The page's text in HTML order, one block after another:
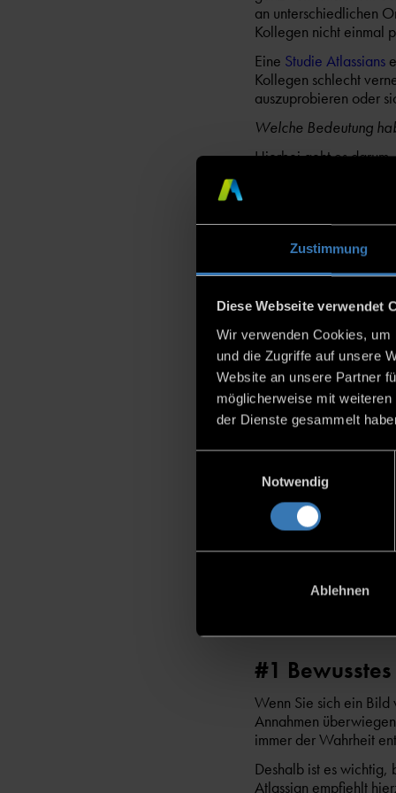
Zustimmung
Diese Webseite verwendet
Wir verwenden Cookies,
und die Zugriffe auf unsere
Website an unsere Partner
möglicherweise mit
der Dienste gesammelt
Notwendig
Ablehnen
an unterschiedlichen
Kollegen nicht einmal
Eine Studie Atlassians
Kollegen schlecht
auszuprobieren oder
Welche Bedeutung
Hierbei geht es
wenn die eigene
4
Teams
Bekannt ist, dass
erfolgreich arbeiten
Das braucht ein
Einen
erzeugen,
Arbeit in einer
gemeinsame
Die Kunst heutzutage
#1
Wenn Sie sich ein
Annahmen
immer der Wahrheit
Deshalb ist es wichtig,
Atlassian empfiehlt